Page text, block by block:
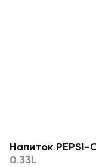
Напиток PEPSI-
0.33L